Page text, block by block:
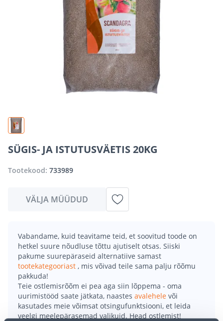
SÜGIS- JA ISTUTUSVÄETIS 20KG
Tootekood: 733989
VÄLJA MÜÜDUD
Vabandame, kuid teavitame teid, et soovitud toode on
hetkel suure nõudluse tõttu ajutiselt otsas. Siiski
pakume suurepäraseid alternatiive samast
tootekategooriast , mis võivad teile sama palju rõõmu
pakkuda!
Teie ostlemisrõõm ei pea aga siin lõppema - oma
uurimistööd saate jätkata, naastes avalehele või
kasutades meie võimsat otsingufunktsiooni, et leida
veelgi meelepärasemad valikuid. Head ostlemist!